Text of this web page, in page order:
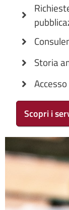
Storia
Scopri i